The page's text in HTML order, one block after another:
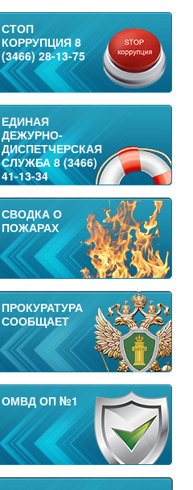
СТОП
КОРРУПЦИЯ 8
(3466) 28-13-75
ЕДИНАЯ
ДЕЖУРНО-
ДИСПЕТЧЕРСКАЯ
СЛУЖБА 8 (3466)
41-13-34
СВОДКА О
ПОЖАРАХ
ПРОКУРАТУРА
СООБЩАЕТ
ОМВД ОП №1